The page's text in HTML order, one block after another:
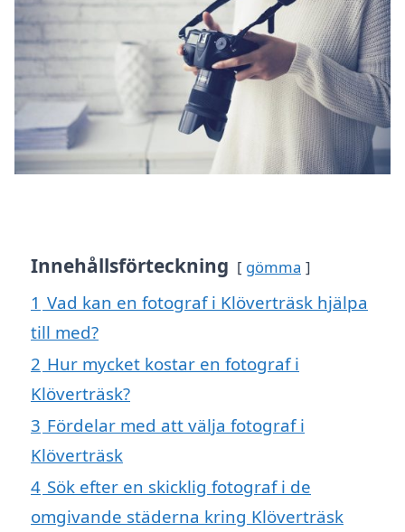
Innehållsförteckning gömma
1 Vad kan en fotograf i Klöverträsk hjälpa
till med?
2 Hur mycket kostar en fotograf i
Klöverträsk?
3 Fördelar med att välja fotograf i
Klöverträsk
4 Sök efter en skicklig fotograf i de
omgivande städerna kring Klöverträsk